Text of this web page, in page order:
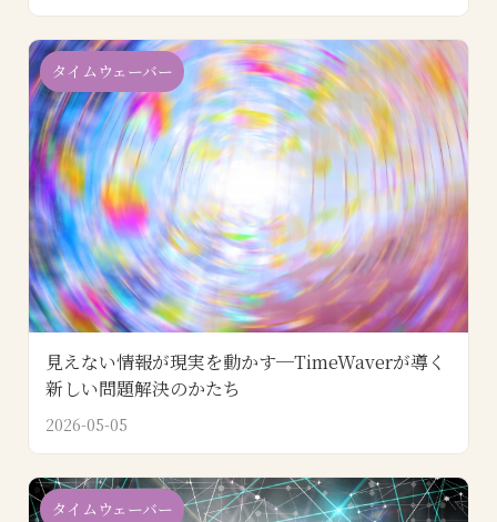
タイムウェーバー
見えない情報が現実を動かす─TimeWaverが導く
新しい問題解決のかたち
2026-05-05
タイムウェーバー